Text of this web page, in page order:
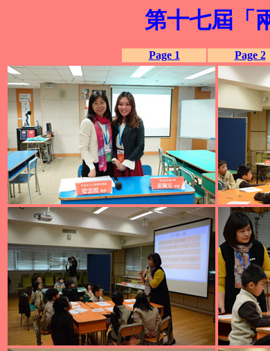
第十七屆「
Page 1 Page 2